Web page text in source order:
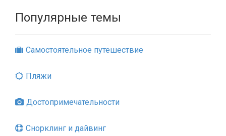
Популярные темы
Самостоятельное путешествие
Пляжи
Достопримечательности
Снорклинг и дайвинг